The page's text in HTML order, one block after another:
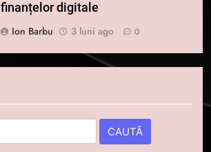
finanțelor digitale
Ion Barbu
3 luni ago 0